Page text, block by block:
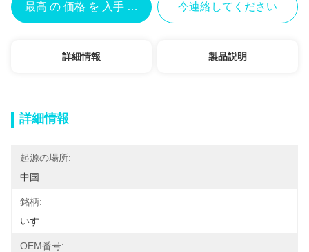
最高 の 価格 を 入手 する 今連絡してください
詳細情報 製品説明
詳細情報
起源の場所:
中国
銘柄:
いすゞ
OEM番号: